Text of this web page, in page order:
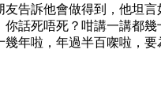
友告訴他會做得到，他坦
你話死唔死？咁講一講都
幾年啦，年過半百㗎啦，